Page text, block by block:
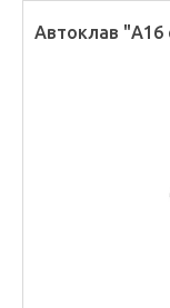
Автоклав "А16